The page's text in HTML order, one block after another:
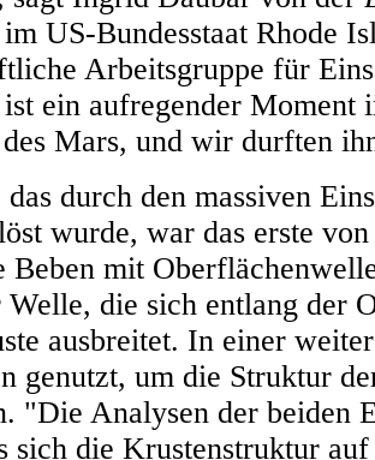
US-Bundesstaat Rhode
Arbeitsgruppe für
ein aufregender Moment
Mars, und wir durften
das durch den massiven
wurde, war das erste
Beben mit
Welle, die sich entlang der
ausbreitet. In einer
genutzt, um die Struktur
"Die Analysen der beiden
sich die Krustenstruktur